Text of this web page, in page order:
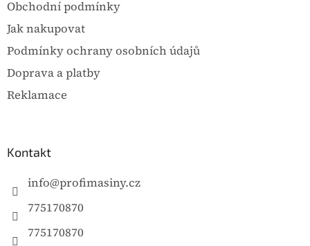
Obchodní podmínky
Jak nakupovat
Podmínky ochrany osobních údajů
Doprava a platby
Reklamace
Kontakt
info@profimasiny.cz
775170870
775170870